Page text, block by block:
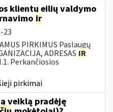
klientų eilių valdymo
ir
23
PIRKIMUS Paslaugų
ADRESAS IR
Perkančiosios
pirkimai
veiklą pradėję